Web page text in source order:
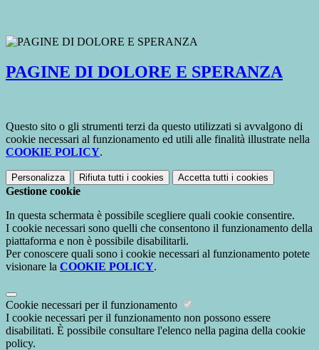
PAGINE DI DOLORE E SPERANZA
Questo sito o gli strumenti terzi da questo utilizzati si avvalgono di
cookie necessari al funzionamento ed utili alle finalità illustrate nella
COOKIE POLICY.
Personalizza Rifiuta tutti i cookies Accetta tutti i cookies
Gestione cookie
In questa schermata è possibile scegliere quali cookie consentire.
I cookie necessari sono quelli che consentono il funzionamento della
piattaforma e non è possibile disabilitarli.
Per conoscere quali sono i cookie necessari al funzionamento potete
visionare la COOKIE POLICY.
Cookie necessari per il funzionamento
I cookie necessari per il funzionamento non possono essere
disabilitati. È possibile consultare l'elenco nella pagina della cookie
policy.